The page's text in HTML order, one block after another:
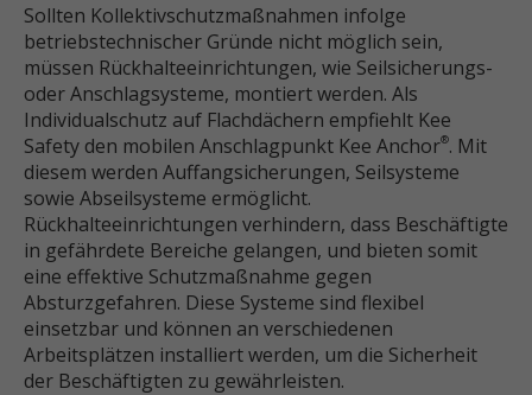
Sollten Kollektivschutzmaßnahmen infolge
betriebstechnischer Gründe nicht möglich sein,
müssen Rückhalteeinrichtungen, wie Seilsicherungs-
oder Anschlagsysteme, montiert werden. Als
Individualschutz auf Flachdächern empfiehlt Kee
Safety den mobilen Anschlagpunkt Kee Anchor®. Mit
diesem werden Auffangsicherungen, Seilsysteme
sowie Abseilsysteme ermöglicht.
Rückhalteeinrichtungen verhindern, dass Beschäftigte
in gefährdete Bereiche gelangen, und bieten somit
eine effektive Schutzmaßnahme gegen
Absturzgefahren. Diese Systeme sind flexibel
einsetzbar und können an verschiedenen
Arbeitsplätzen installiert werden, um die Sicherheit
der Beschäftigten zu gewährleisten.